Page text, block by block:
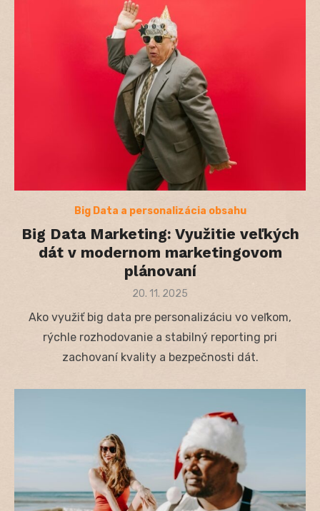
Big Data a personalizácia obsahu
Big Data Marketing: Využitie veľkých
dát v modernom marketingovom
plánovaní
Posted
20. 11. 2025
Ako využiť big data pre personalizáciu vo veľkom,
rýchle rozhodovanie a stabilný reporting pri
zachovaní kvality a bezpečnosti dát.